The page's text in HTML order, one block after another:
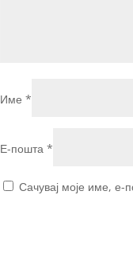
Име*
Е-пошта*
Сачувај моје име, е-